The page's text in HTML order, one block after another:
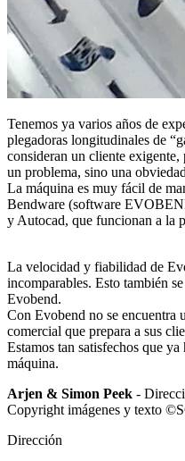
Tenemos ya varios años de
plegadoras longitudinales de
consideran un cliente
un problema, sino una
La máquina es muy fácil de
Bendware (software
y Autocad, que funcionan a la
La velocidad y fiabilidad de
incomparables. Esto también
Evobend.
Con Evobend no se encuentra
comercial que prepara a sus
Estamos tan satisfechos que
máquina.
Arjen & Simon Peek -
Copyright imágenes y texto
Dirección